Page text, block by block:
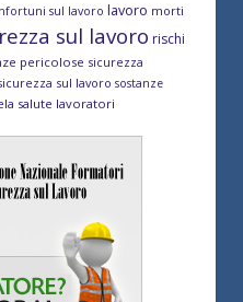
sul lavoro lavoro morti
sul lavoro rischi
pericolose sicurezza
sul lavoro sostanze
salute lavoratori